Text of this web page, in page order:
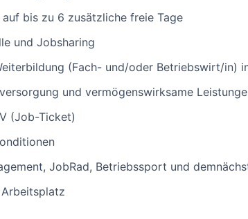
bis zu 6 zusätzliche freie Tage
und Jobsharing
(Fach- und/oder Betriebswirt/in)
und vermögenswirksame
(Job-Ticket)
JobRad, Betriebssport und